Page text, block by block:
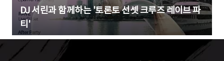
DJ 서린과 함께하는 '토론토 선셋 크루즈 레이브 파
티'